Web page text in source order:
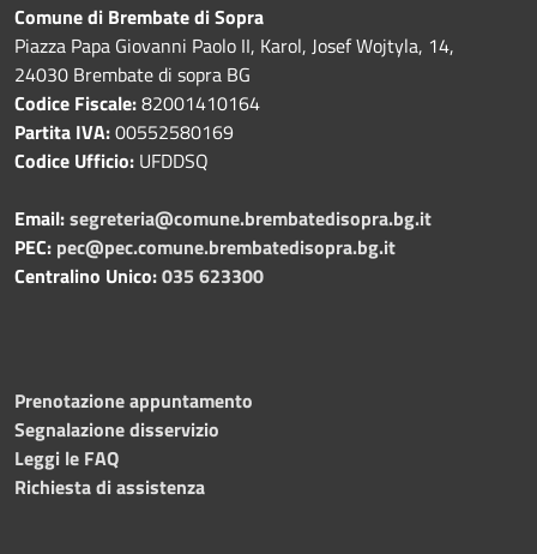
Comune di Brembate di Sopra
Piazza Papa Giovanni Paolo II, Karol, Josef Wojtyla, 14,
24030 Brembate di sopra BG
Codice Fiscale:82001410164
Partita IVA:00552580169
Codice Ufficio: UFDDSQ
Email:segreteria@comune.brembatedisopra.bg.it
PEC: pec@pec.comune.brembatedisopra.bg.it
Centralino Unico:035 623300
Prenotazione appuntamento
Segnalazione disservizio
Leggi le FAQ
Richiesta di assistenza